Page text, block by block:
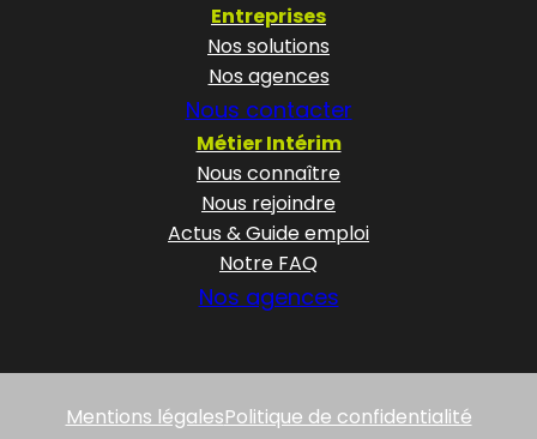
Entreprises
Nos solutions
Nos agences
Nous contacter
Métier Intérim
Nous connaître
Nous rejoindre
Actus & Guide emploi
Notre FAQ
Nos agences
Mentions légalesPolitique de confidentialité